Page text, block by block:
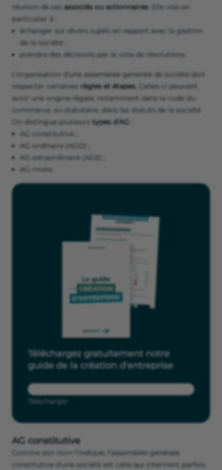
réunion de ses associés ou actionnaires. Elle vise en
particulier à :
échanger sur divers sujets en rapport avec la gestion
de la société ;
prendre des décisions par le vote de résolutions.
L’organisation d’une assemblée générale de société doit
respecter certaines règles et étapes. Celles-ci peuvent
avoir une origine légale, notamment dans le code du
commerce, ou statutaire, dans les statuts de la société.
On distingue plusieurs types d’AG
AG constitutive ;
AG ordinaire (AGO) ;
AG extraordinaire (AGE) ;
AG mixte.
Téléchargez gratuitement notre
guide de la création d'entreprise
Télécharger
AG constitutive
Comme son nom l’indique, l’assemblée générale
constitutive d’une société est celle qui intervient parfois